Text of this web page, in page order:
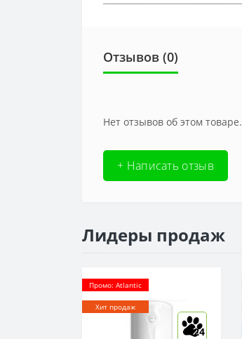
Отзывов (0)
Нет отзывов об этом товаре.
+ Написать отзыв
Лидеры продаж
Промо: Atlantic
Хит продаж
24